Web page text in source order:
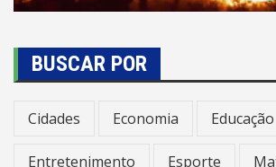
BUSCAR POR
Cidades Economia Educação
Entretenimento Esporte